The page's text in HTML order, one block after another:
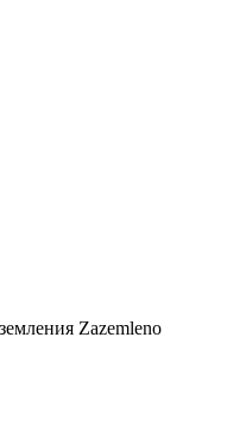
Zazemleno